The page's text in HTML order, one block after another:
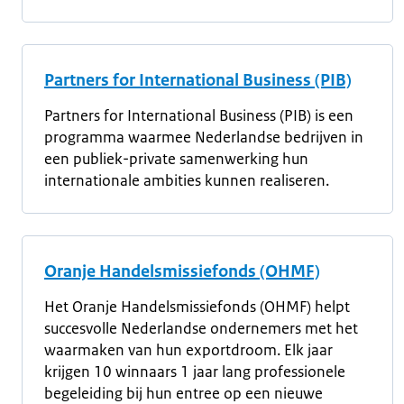
Partners for International Business (PIB)
Partners for International Business (PIB) is een
programma waarmee Nederlandse bedrijven in
een publiek-private samenwerking hun
internationale ambities kunnen realiseren.
Oranje Handelsmissiefonds (OHMF)
Het Oranje Handelsmissiefonds (OHMF) helpt
succesvolle Nederlandse ondernemers met het
waarmaken van hun exportdroom. Elk jaar
krijgen 10 winnaars 1 jaar lang professionele
begeleiding bij hun entree op een nieuwe